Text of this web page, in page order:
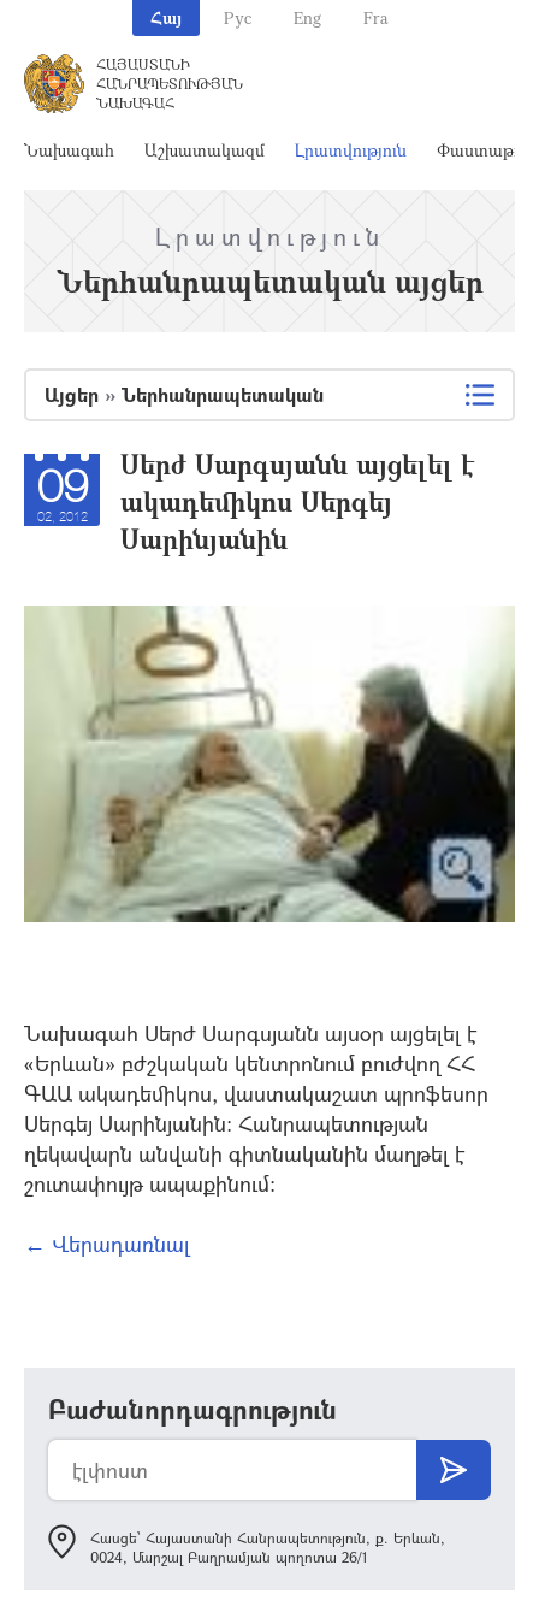
Հայ Рус Eng Fra
ՀԱՅԱՍՏԱՆԻ
ՀԱՆՐԱՊԵՏՈՒԹՅԱՆ
ՆԱԽԱԳԱՀ
Նախագահ Աշխատակազմ Լրատվություն
Լրատվություն
Ներհանրապետական այցեր
Այցեր » Ներհանրապետական
09
02, 2012
Սերժ Սարգսյանն այցելել է
ակադեմիկոս Սերգեյ
Սարինյանին
Նախագահ Սերժ Սարգսյանն այսօր այցելել է
«Երևան» բժշկական կենտրոնում բուժվող ՀՀ
ԳԱԱ ակադեմիկոս, վաստակաշատ պրոֆեսոր
Սերգեյ Սարինյանին: Հանրապետության
ղեկավարն անվանի գիտնականին մաղթել է
շուտափույթ ապաքինում:
← Վերադառնալ
Բաժանորդագրություն
Հասցե՝ Հայաստանի Հանրապետություն, ք. Երևան,
0024, Մարշալ Բաղրամյան պողոտա 26/1